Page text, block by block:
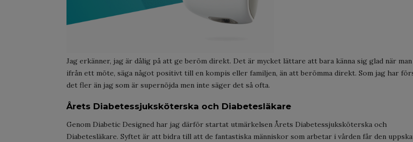
Jag erkänner, jag är dålig på att ge beröm direkt. Det är mycket lättare att bara känna sig glad när
ifrån ett möte, säga något positivt till en kompis eller familjen, än att berömma direkt. Som jag har
det fler än jag som är supernöjda men inte säger det så ofta.
Årets Diabetessjuksköterska och Diabetesläkare
Genom Diabetic Designed har jag därför startat utmärkelsen Årets Diabetessjuksköterska och
Diabetesläkare. Syftet är att bidra till att de fantastiska människor som arbetar i vården får den